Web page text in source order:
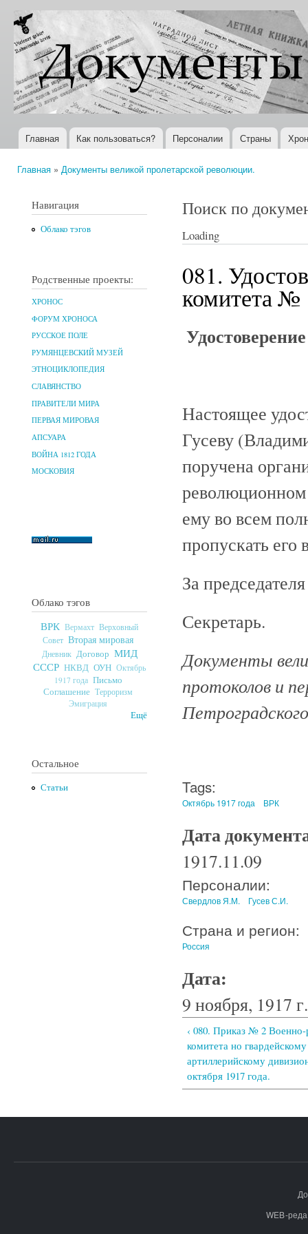
Документы
XX века
Всемирная
история в
Интернете
Главное меню
Главная Как пользоваться? Персоналии Страны
Главная » Документы великой пролетарской революции.
Навигация
Облако тэгов
Родственные проекты:
ХРОНОС
ФОРУМ ХРОНОСА
РУССКОЕ ПОЛЕ
РУМЯНЦЕВСКИЙ МУЗЕЙ
ЭТНОЦИКЛОПЕДИЯ
СЛАВЯНСТВО
ПРАВИТЕЛИ МИРА
ПЕРВАЯ МИРОВАЯ
АПСУАРА
ВОЙНА 1812 ГОДА
МОСКОВИЯ
Облако тэгов
ВРК Вермахт Верховный
Совет Вторая мировая
Дневник Договор МИД
СССР НКВД ОУН Октябрь
1917 года Письмо
Соглашение Терроризм
Эмиграция
Ещё
Остальное
Статьи
Поиск по
Loading
081.
комитета №
Настоящее
Гусеву
поручена
революционном
ему во всем
пропускать
За
Секретарь.
Документы
протоколов и
Tags:
Октябрь 1917 года ВРК
Дата
1917.11.09
Персоналии:
Свердлов Я.М. Гусев С.И.
Страна и регион:
Россия
Дата:
9 ноября, 1917 г.
‹ 080. Приказ № 2
комитета но
артиллерийскому
октября 1917 года.
WEB-